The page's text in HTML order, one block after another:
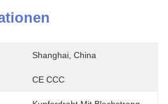
Shanghai, China
CE CCC